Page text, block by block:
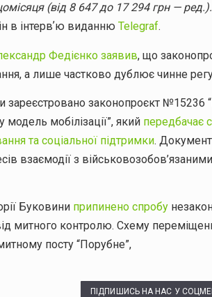
(від 8 647 до 17 294 грн —
в інтервʼю виданню Telegraf.
Федієнко заявив, що
а лише частково дублює чинне
зареєстровано законопроєкт №15236
мобілізації”, який передбачає
та соціальної підтримки.
взаємодії з
Буковини припинено спробу
митного контролю. Схему
посту “Порубне”,
ПІДПИШИСЬ НА НАС У